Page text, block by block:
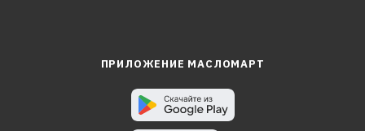
ПРИЛОЖЕНИЕ МАСЛОМАРТ